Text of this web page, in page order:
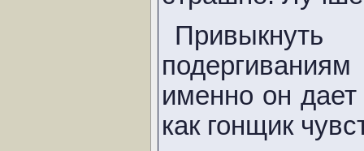
именно он
как гонщик